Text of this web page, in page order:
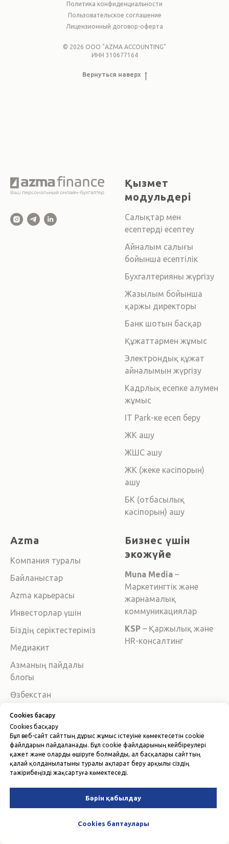
Политика конфиденциальности
Пользовательское соглашение
Лицензионный договор-оферта
© 2026 ООО "AZMA ACCOUNTING"
ИНН 310677164
Вернуться наверх
Cookies басқару
Cookies басқару
Бұл веб-сайт сайттың дұрыс жұмыс істеуіне көмектесетін cookie
файлдарын пайдаланады. Бұл cookie файлдарының кейбіреулері
қажет және оларды өшіруге болмайды, ал басқалары сайттың
қалай қолданылатыны туралы ақпарат беру арқылы сіздің
тәжірибеңізді жақсартуға көмектеседі.
Бәрін қабылдау
Cookies баптаулары
Қызмет
модульдері
Салықтар мен
есептерді есептеу
Айналым салығы
бойынша есептілік
Бухгалтерияны жүргізу
Жазылым бойынша
қаржы директоры
Банк шотын басқар
Құжаттармен жұмыс
Электрондық құжат
айналымын жүргізу
Кадрлық есепке алумен
жұмыс
IT Park-ке есеп беру
ЖК ашу
ЖШС ашу
ЖК (жеке кәсіпорын)
ашу
БК (отбасылық
кәсіпорын) ашу
Azma
Компания туралы
Байланыстар
Azma карьерасы
Инвесторлар үшін
Біздің серіктестеріміз
Медиакит
Азманың пайдалы
блогы
Өзбекстан
салық заңнамасы
Серіктестік
бағдарламасы
Тарифтер
Бизнес үшін
экожүйе
Muna Media –
Маркетингтік және
жарнамалық
коммуникациялар
KSP – Қаржылық және
HR-консалтинг